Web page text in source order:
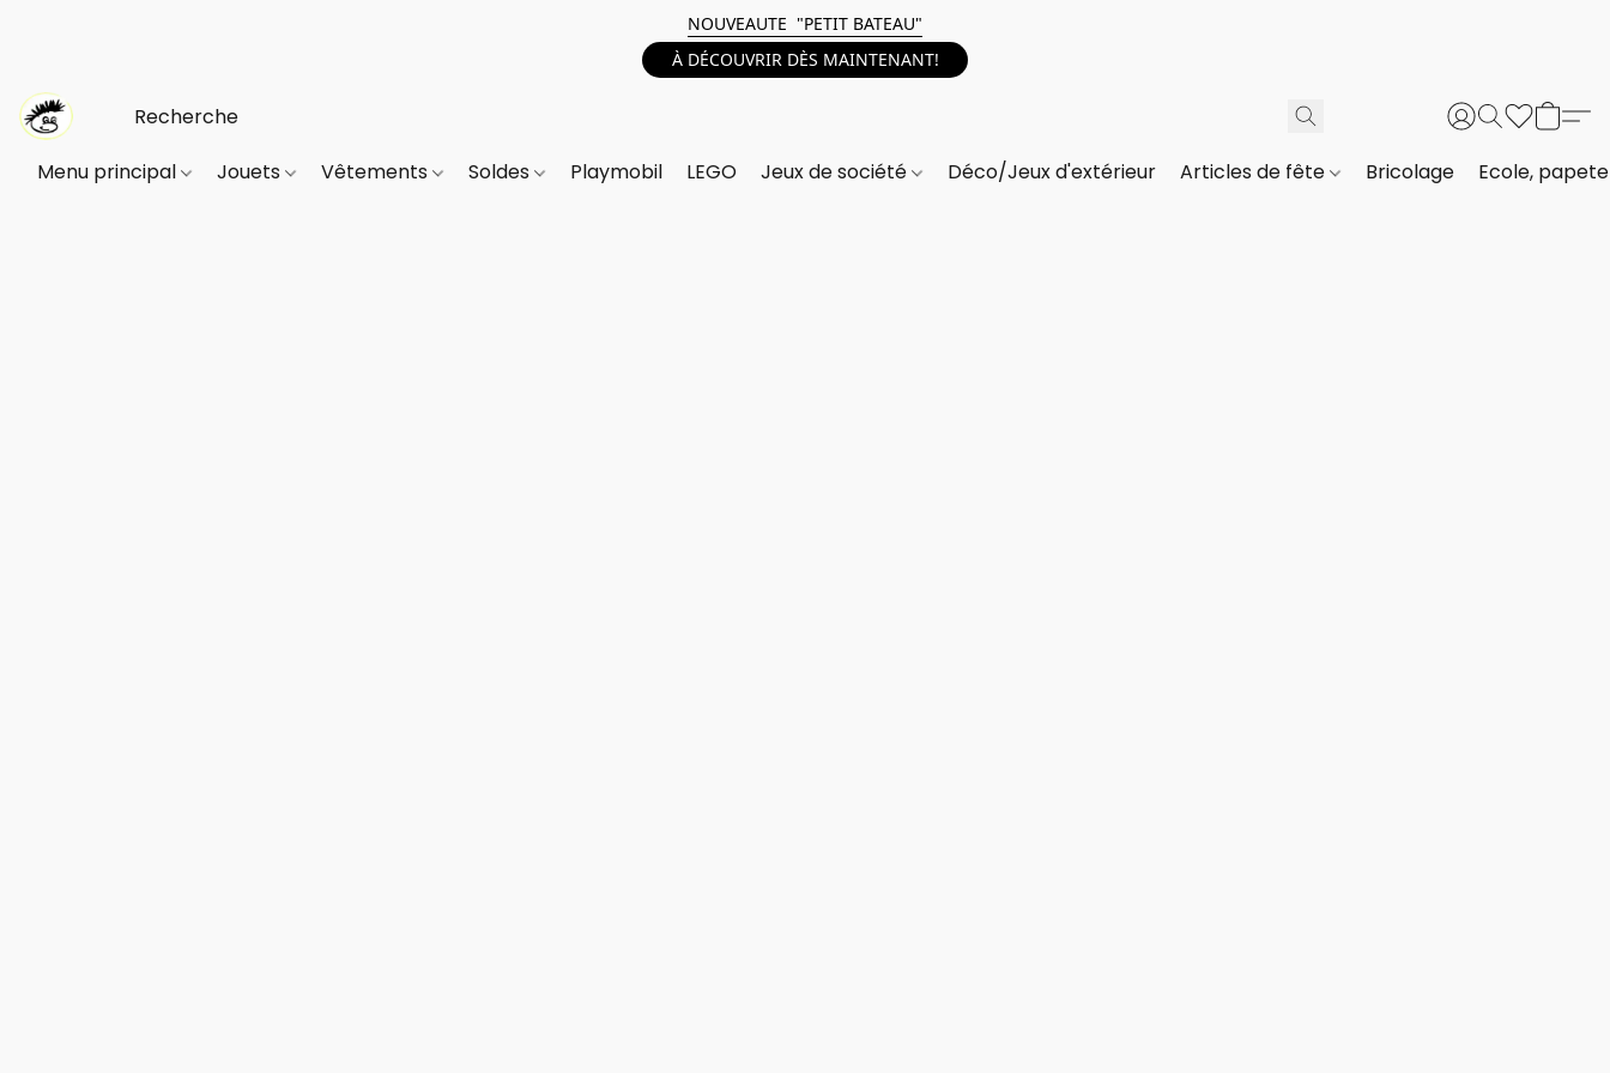
NOUVEAUTE "PETIT BATEAU"
À DÉCOUVRIR DÈS MAINTENANT!
Menu principal Jouets Vêtements Soldes Playmobil LEGO Jeux de société Déco/Jeux d'extérieur Articles de fête Bricolage Ecole,